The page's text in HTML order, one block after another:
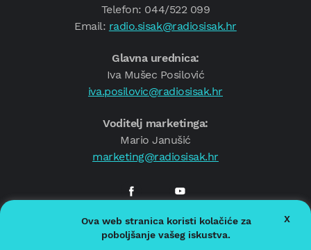
Telefon: 044/522 099
Email: radio.sisak@radiosisak.hr
Glavna urednica:
Iva Mušec Posilović
iva.posilovic@radiosisak.hr
Voditelj marketinga:
Mario Janušić
marketing@radiosisak.hr
© 2026.Radio Sisak
Politika privatnosti
Ova web stranica koristi kolačiće za
poboljšanje vašeg iskustva.
X